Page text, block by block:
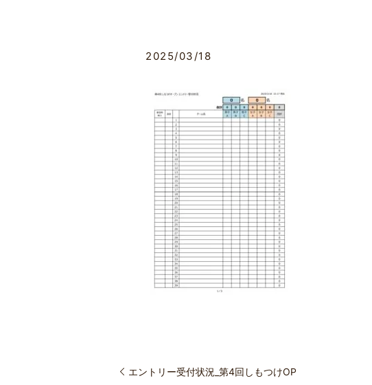
2025/03/18
エントリー受付状況_第4回しもつけOP